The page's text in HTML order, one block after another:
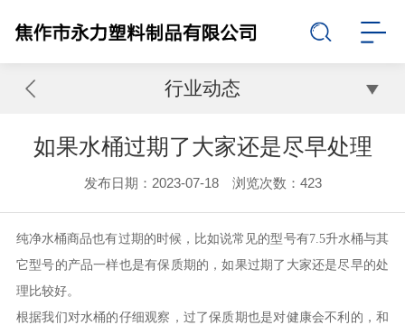
行业动态
如果水桶过期了大家还是尽早处理
发布日期：2023-07-18 浏览次数： 423
纯净水桶商品也有过期的时候，比如说常见的型号有7.5升水桶与其
它型号的产品一样也是有保质期的，如果过期了大家还是尽早的处
理比较好。
根据我们对水桶的仔细观察，过了保质期也是对健康会不利的，和